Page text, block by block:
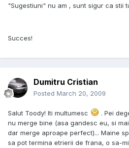
"Sugestiuni" nu am , sunt sigur ca stii
Succes!
Dumitru Cristian
Posted March 20, 2009
Salut Toody! Iti multumesc
. Pei
nu merge bine (asa gandesc eu, si
dar merge aproape perfect)... Maine
sa pot termina etrierii de frana, o sa-